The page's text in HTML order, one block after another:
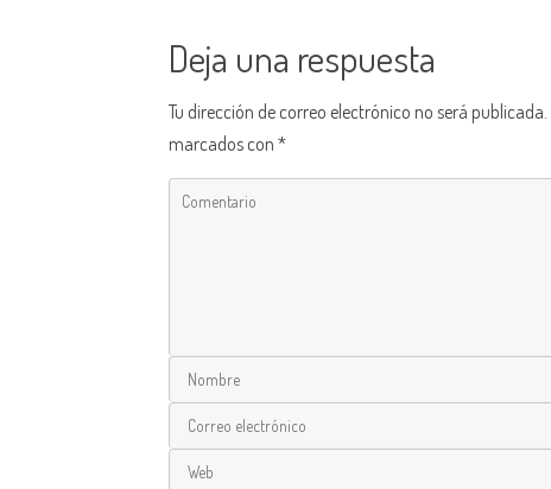
Deja una respuesta
Tu dirección de correo electrónico no será publicada.
marcados con*